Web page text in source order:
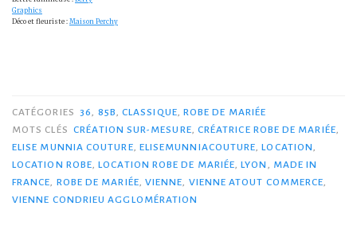
Graphics
Déco et fleuriste : Maison Perchy
CATÉGORIES 36, 85B,CLASSIQUE, ROBE DE MARIÉE
MOTS CLÉS CRÉATION SUR-MESURE, CRÉATRICE ROBE DE MARIÉE,
ELISE MUNNIA COUTURE, ELISEMUNNIACOUTURE,LOCATION,
LOCATION ROBE,LOCATION ROBE DE MARIÉE,LYON , MADE IN
FRANCE, ROBE DE MARIÉE, VIENNE, VIENNE ATOUT COMMERCE,
VIENNE CONDRIEU AGGLOMÉRATION